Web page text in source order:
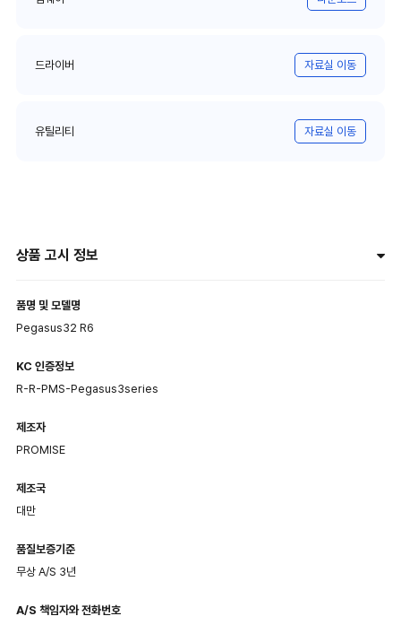
드라이버 자료실 이동
유틸리티 자료실 이동
상품 고시 정보
품명 및 모델명
Pegasus32 R6
KC 인증정보
R-R-PMS-Pegasus3series
제조자
PROMISE
제조국
대만
품질보증기준
무상 A/S 3년
A/S 책임자와 전화번호